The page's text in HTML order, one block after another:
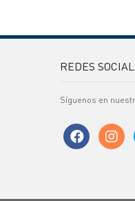
REDES
Síguenos en